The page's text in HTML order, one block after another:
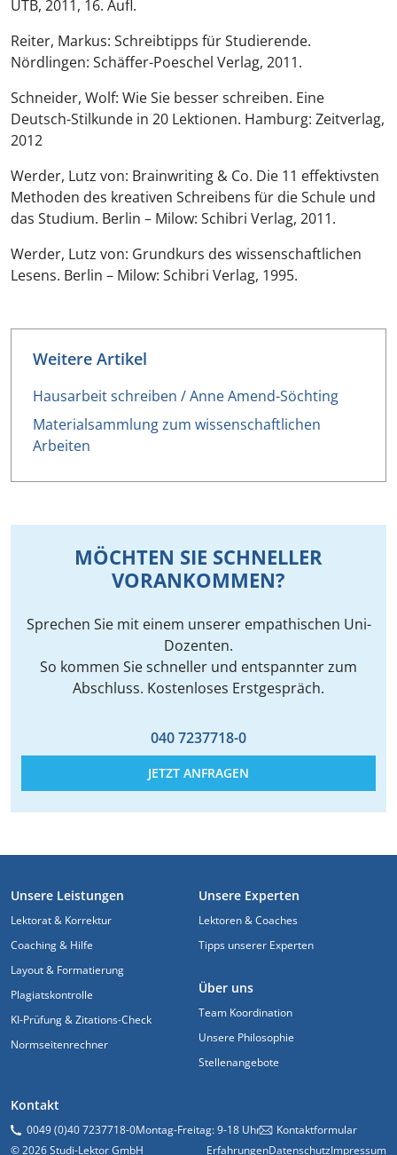
UTB, 2011, 16. Aufl.
Reiter, Markus: Schreibtipps für Studierende.
Nördlingen: Schäffer-Poeschel Verlag, 2011.
Schneider, Wolf: Wie Sie besser schreiben. Eine
Deutsch-Stilkunde in 20 Lektionen. Hamburg: Zeitverlag,
2012
Werder, Lutz von: Brainwriting & Co. Die 11 effektivsten
Methoden des kreativen Schreibens für die Schule und
das Studium. Berlin – Milow: Schibri Verlag, 2011.
Werder, Lutz von: Grundkurs des wissenschaftlichen
Lesens. Berlin – Milow: Schibri Verlag, 1995.
Weitere Artikel
Hausarbeit schreiben / Anne Amend-Söchting
Materialsammlung zum wissenschaftlichen
Arbeiten
MÖCHTEN SIE SCHNELLER
VORANKOMMEN?
Sprechen Sie mit einem unserer empathischen Uni-
Dozenten.
So kommen Sie schneller und entspannter zum
Abschluss. Kostenloses Erstgespräch.
040 7237718-0
JETZT ANFRAGEN
FUSSZEILE
Unsere Leistungen
Lektorat & Korrektur
Coaching & Hilfe
Layout & Formatierung
Plagiatskontrolle
KI-Prüfung & Zitations-Check
Normseitenrechner
Kontakt
0049 (0)40 7237718-0Montag-Freitag: 9-18 Uhr Kontaktformular
Unsere Experten
Lektoren & Coaches
Tipps unserer Experten
Über uns
Team Koordination
Unsere Philosophie
Stellenangebote
© 2026 Studi-Lektor GmbH ErfahrungenDatenschutzImpressum